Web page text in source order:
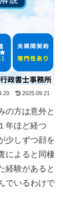
2025.09.21
の方は意外と
年ほど経つ
少しずつ顔を
によると同棲
経験があると
でいるわけで